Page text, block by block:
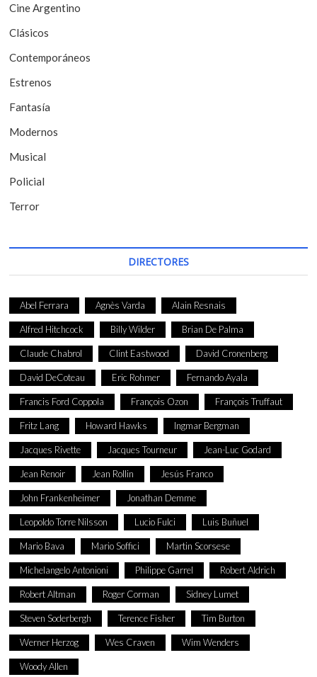
e
e
n
t
r
a
d
a
s
Cine Argentino
Clásicos
Contemporáneos
Estrenos
Fantasía
Modernos
Musical
Policial
Terror
DIRECTORES
Abel Ferrara Agnès Varda Alain Resnais
Alfred Hitchcock Billy Wilder Brian De Palma
Claude Chabrol Clint Eastwood David Cronenberg
David DeCoteau Eric Rohmer Fernando Ayala
Francis Ford Coppola François Ozon François Truffaut
Fritz Lang Howard Hawks Ingmar Bergman
Jacques Rivette Jacques Tourneur Jean-Luc Godard
Jean Renoir Jean Rollin Jesús Franco
John Frankenheimer Jonathan Demme
Leopoldo Torre Nilsson Lucio Fulci Luis Buñuel
Mario Bava Mario Soffici Martin Scorsese
Michelangelo Antonioni Philippe Garrel Robert Aldrich
Robert Altman Roger Corman Sidney Lumet
Steven Soderbergh Terence Fisher Tim Burton
Werner Herzog Wes Craven Wim Wenders
Woody Allen